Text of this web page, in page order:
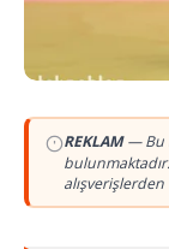
REKLAM— Bu